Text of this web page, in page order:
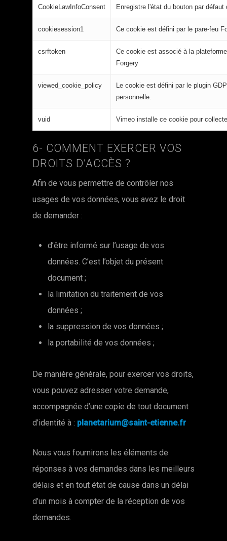
CookieLawInfoConsent Enregistre l'état du bouton par
cookiesession1 Ce cookie est défini par le pare-feu
csrftoken
Ce cookie est associé à la
Forgery
viewed_cookie_policy
Le cookie est défini par le plugin
personnelle.
vuid Vimeo installe ce cookie pour
6- COMMENT EXERCER VOS
DROITS D’ACCÈS ?
Afin de vous permettre de contrôler nos
usages de vos données, vous avez le droit
de demander :
d’être informé sur l’usage de vos
données. C’est l’objet du présent
document ;
la limitation du traitement de vos
données ;
la suppression de vos données ;
la portabilité de vos données ;
De manière générale, pour exercer vos droits,
vous pouvez adresser votre demande,
accompagnée d’une copie de tout document
d’identité à : planetarium@saint-etienne.fr
Nous vous fournirons les éléments de
réponses à vos demandes dans les meilleurs
délais et en tout état de cause dans un délai
d’un mois à compter de la réception de vos
demandes.